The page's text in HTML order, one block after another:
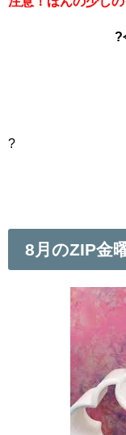
?
?
8月のZIP金